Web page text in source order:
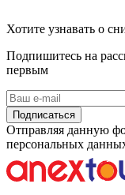
Хотите узнавать о
Подпишитесь на
первым
Подписаться
Отправляя данную
персональных